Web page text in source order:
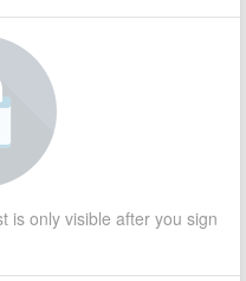
is only visible after you sign